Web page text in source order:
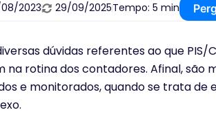
2023 29/09/2025Tempo: 5 min
dúvidas referentes ao que PIS/
na rotina dos contadores. Afinal, são
e monitorados, quando se trata de